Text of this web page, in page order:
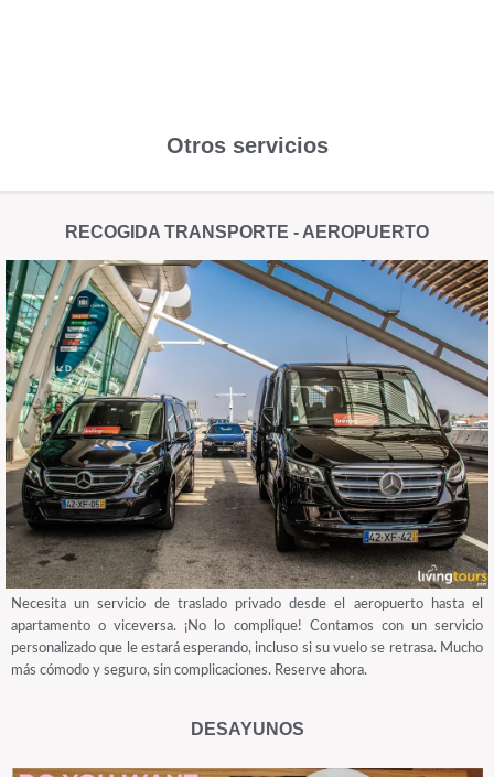
Otros servicios
RECOGIDA TRANSPORTE - AEROPUERTO
Necesita un servicio de traslado privado desde el aeropuerto hasta el
apartamento o viceversa. ¡No lo complique! Contamos con un servicio
personalizado que le estará esperando, incluso si su vuelo se retrasa. Mucho
más cómodo y seguro, sin complicaciones. Reserve ahora.
DESAYUNOS